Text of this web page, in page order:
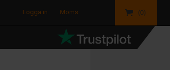
Logga in Moms (0)